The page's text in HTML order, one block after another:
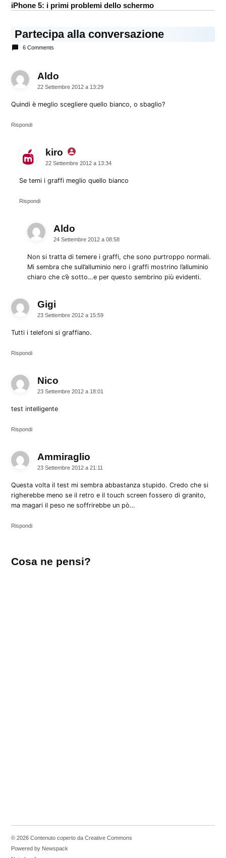
iPhone 5: i primi problemi dello schermo
Partecipa alla conversazione
6 Comments
Aldo
22 Settembre 2012 a 13:29
Quindi è meglio scegliere quello bianco, o sbaglio?
Rispondi
kiro dice:
22 Settembre 2012 a 13:34
Se temi i graffi meglio quello bianco
Rispondi
Aldo
24 Settembre 2012 a 08:58
Non si tratta di temere i graffi, che sono purtroppo normali.
Mi sembra che sull’alluminio nero i graffi mostrino l’alluminio
chiaro che c’è sotto…e per questo sembrino più evidenti.
Gigi
23 Settembre 2012 a 15:59
Tutti i telefoni si graffiano.
Rispondi
Nico
23 Settembre 2012 a 18:01
test intelligente
Rispondi
Ammiraglio
23 Settembre 2012 a 21:11
Questa volta il test mi sembra abbastanza stupido. Credo che si
righerebbe meno se il retro e il touch screen fossero di granito,
ma magari il peso ne soffrirebbe un pò…
Rispondi
un
Cosa ne pensi?
© 2026 Contenuto coperto da Creative Commons
Powered by Newspack